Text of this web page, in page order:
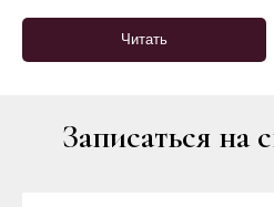
Читать
Записаться на